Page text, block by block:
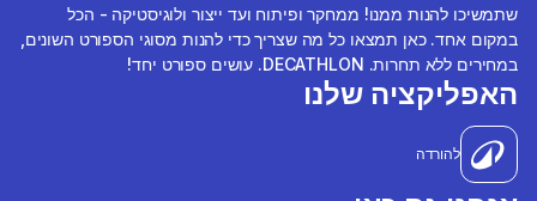
שתמשיכו להנות ממנו! ממחקר ופיתוח ועד ייצור ולוגיסטיקה - הכל
במקום אחד. כאן תמצאו כל מה שצריך כדי להנות מסוגי הספורט השונים,
במחירים ללא תחרות. DECATHLON. עושים ספורט יחד!
האפליקציה שלנו
להורדה